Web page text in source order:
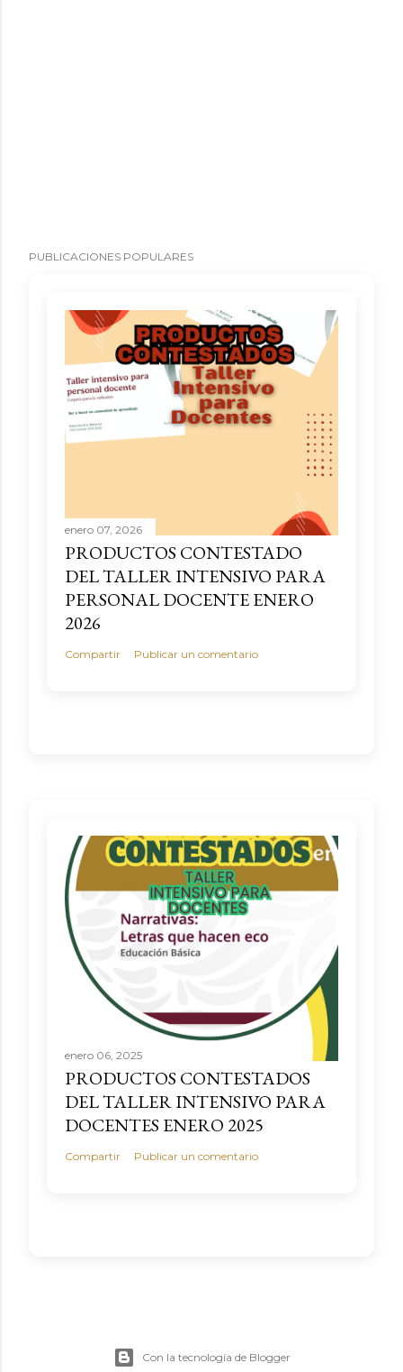
PUBLICACIONES POPULARES
enero 07, 2026
PRODUCTOS CONTESTADO
DEL TALLER INTENSIVO PARA
PERSONAL DOCENTE ENERO
2026
Compartir Publicar un comentario
enero 06, 2025
PRODUCTOS CONTESTADOS
DEL TALLER INTENSIVO PARA
DOCENTES ENERO 2025
Compartir Publicar un comentario
Con la tecnología de Blogger